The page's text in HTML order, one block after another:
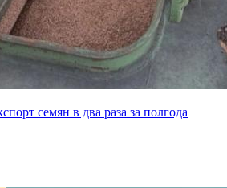
семян в два раза за полгода